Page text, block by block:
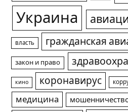
Украина
власть гражданская
закон и право
кино коронавирус
медицина